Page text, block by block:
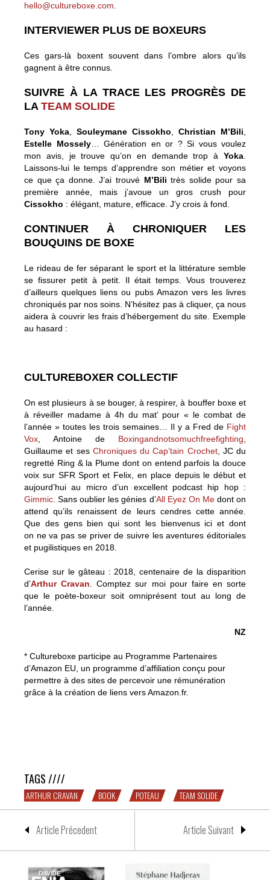
hello@cultureboxe.com
INTERVIEWER PLUS DE BOXEURS
Ces gars-là boxent souvent dans l’ombre alors qu’ils
gagnent à être connus.
SUIVRE À LA TRACE LES PROGRÈS DE
LA TEAM SOLIDE
Tony Yoka Souleymane Cissokho Christian M’Bili
Estelle Mossely… Génération en or ? Si vous voulez
mon avis, je trouve qu’on en demande trop à Yoka
Laissons-lui le temps d’apprendre son métier et voyons
ce que ça donne. J’ai trouvé M’Bili très solide pour sa
première année, mais j’avoue un gros crush pour
Cissokho : élégant, mature, efficace. J’y crois à fond.
CONTINUER À CHRONIQUER LES
BOUQUINS DE BOXE
Le rideau de fer séparant le sport et la littérature semble
se fissurer petit à petit. Il était temps. Vous trouverez
d’ailleurs quelques liens ou pubs Amazon vers les livres
chroniqués par nos soins. N’hésitez pas à cliquer, ça nous
aidera à couvrir les frais d’hébergement du site. Exemple
au hasard :
CULTUREBOXER COLLECTIF
On est plusieurs à se bouger, à respirer, à bouffer boxe et
à réveiller madame à 4h du mat’ pour « le combat de
l’année » toutes les trois semaines… Il y a Fred de Fight
Vox , Antoine de Boxingandnotsomuchfreefighting
Guillaume et ses Chroniques du Cap’tain Crochet, JC du
regretté Ring & la Plume dont on entend parfois la douce
voix sur SFR Sport et Felix, en place depuis le début et
aujourd’hui au micro d’un excellent podcast hip hop :
Gimmic . Sans oublier les génies d’All Eyez On Medont on
attend qu’ils renaissent de leurs cendres cette année.
Que des gens bien qui sont les bienvenus ici et dont
on ne va pas se priver de suivre les aventures éditoriales
et pugilistiques en 2018.
Cerise sur le gâteau : 2018, centenaire de la disparition
d’Arthur Cravan . Comptez sur moi pour faire en sorte
que le poète-boxeur soit omniprésent tout au long de
l’année.
NZ
* Cultureboxe participe au Programme Partenaires
d’Amazon EU, un programme d’affiliation conçu pour
permettre à des sites de percevoir une rémunération
grâce à la création de liens vers Amazon.fr.
TAGS ////
ARTHUR CRAVAN BOOK POTEAU TEAM SOLIDE
Article Précedent Article Suivant